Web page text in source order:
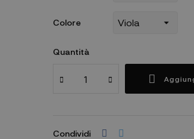
Colore
Quantità
Condividi